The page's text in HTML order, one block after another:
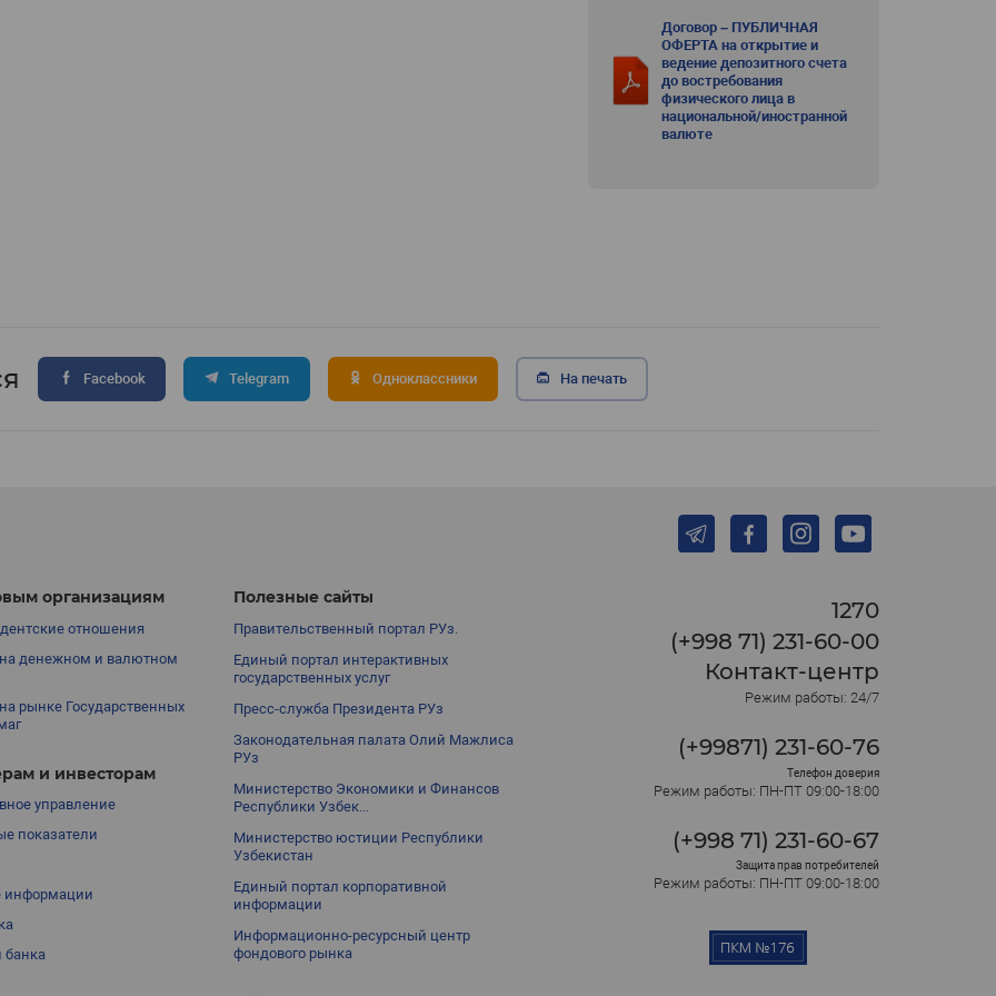
Договор – ПУБЛИЧНАЯ
ОФЕРТА на открытие и
ведение депозитного счета
до востребования
физического лица в
национальной/иностранной
валюте
Facebook Telegram Одноклассники На печать
организациям
отношения
денежном и валютном
рынке Государственных
и инвесторам
управление
показатели
информации
банка
Полезные сайты
Правительственный портал РУз.
Единый портал интерактивных
государственных услуг
Пресс-служба Президента РУз
Законодательная палата Олий Мажлиса
РУз
Министерство Экономики и Финансов
Республики Узбек...
Министерство юстиции Республики
Узбекистан
Единый портал корпоративной
информации
Информационно-ресурсный центр
фондового рынка
1270
(+998 71) 231-60-00
Контакт-центр
Режим работы: 24/7
(+99871) 231-60-76
Телефон доверия
Режим работы: ПН-ПТ 09:00-18:00
(+998 71) 231-60-67
Защита прав потребителей
Режим работы: ПН-ПТ 09:00-18:00